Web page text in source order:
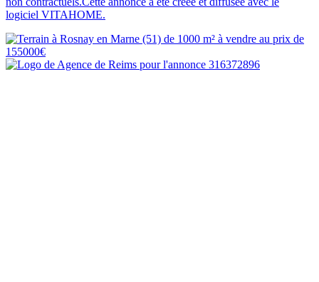
logiciel VITAHOME.